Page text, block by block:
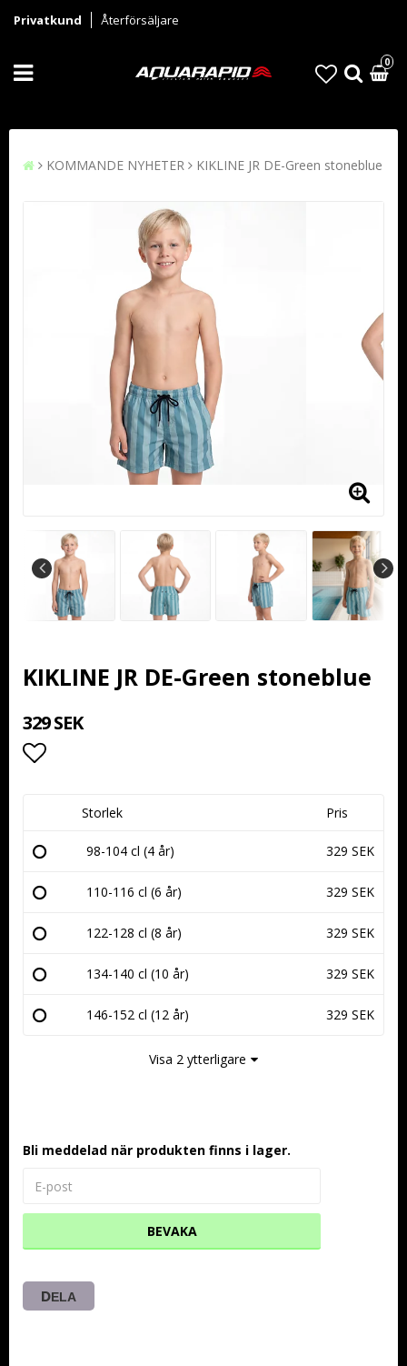
Privatkund Återförsäljare
0
KOMMANDE NYHETER KIKLINE JR DE-Green stoneblue
KIKLINE JR DE-Green stoneblue
329 SEK
Storlek Pris
98-104 cl (4 år) 329 SEK
110-116 cl (6 år) 329 SEK
122-128 cl (8 år) 329 SEK
134-140 cl (10 år) 329 SEK
146-152 cl (12 år) 329 SEK
Visa 2 ytterligare
Bli meddelad när produkten finns i lager.
BEVAKA
DELA